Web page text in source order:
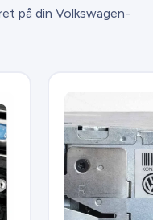
på din Volkswagen-